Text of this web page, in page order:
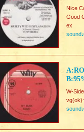
Nice
Good
ex
sound♪
W-
sound♪